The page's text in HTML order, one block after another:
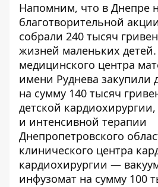
Напомним, что в Днепре
благотворительной
собрали 240 тысяч
жизней маленьких детей
медицинского центра
имени Руднева закупили
на сумму 140 тысяч
детской
и интенсивной терапии
Днепропетровского
клинического центра
кардиохирургии —
инфузомат на сумму 100